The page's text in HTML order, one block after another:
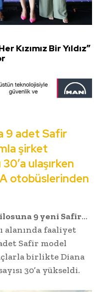
Kızımız Bir Yıldız”
9 adet Safir
şirket
ulaşırken
otobüslerinden
9 yeni Safir…
alanında faaliyet
Safir model
birlikte Diana
30’a yükseldi.